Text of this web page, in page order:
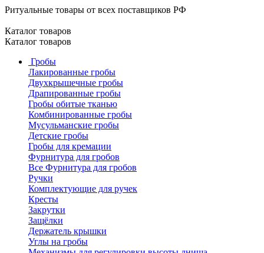
Ритуальные товары от всех поставщиков РФ
Каталог товаров
Каталог товаров
Гробы
Лакированные гробы
Двухкрышечные гробы
Драпированные гробы
Гробы обитые тканью
Комбинированные гробы
Мусульманские гробы
Детские гробы
Гробы для кремации
Фурнитура для гробов
Все Фурнитура для гробов
Ручки
Комплектующие для ручек
Кресты
Закрутки
Защёлки
Держатель крышки
Углы на гробы